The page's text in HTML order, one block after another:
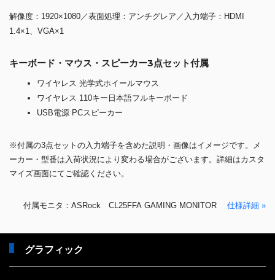
解像度：1920×1080／表面処理：アンチグレア／入力端子：HDMI
1.4×1、VGA×1
キーボード・マウス・スピーカー3点セット付属
ワイヤレス 光学式ホイールマウス
ワイヤレス 110キー日本語フルキーボード
USB電源 PCスピーカー
※付属の3点セットの入力端子を含めた説明・画像はイメージです。メ
ーカー・型番は入荷状況により変わる場合がございます。詳細はカスタ
マイズ画面にてご確認ください。
付属モニタ：ASRock CL25FFA GAMING MONITOR 仕様詳細 »
グラフィック